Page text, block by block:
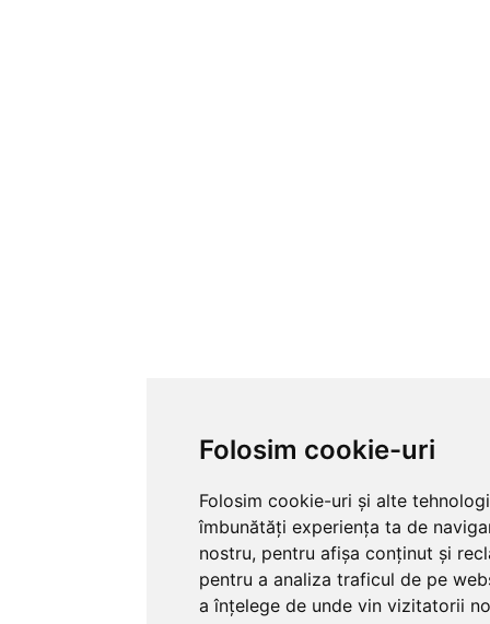
Folosim cookie-uri
Folosim cookie-uri și alte
îmbunătăți experiența ta de
nostru, pentru afișa conținut și
pentru a analiza traficul de pe
a înțelege de unde vin vizitatorii